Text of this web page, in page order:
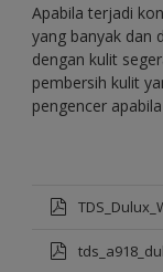
Apabila terjadi
yang banyak dan
dengan kulit
pembersih kulit
pengencer